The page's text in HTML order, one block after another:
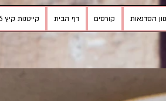
קייטנות קיץ 2026 דף הבית קורסים הסדנאות